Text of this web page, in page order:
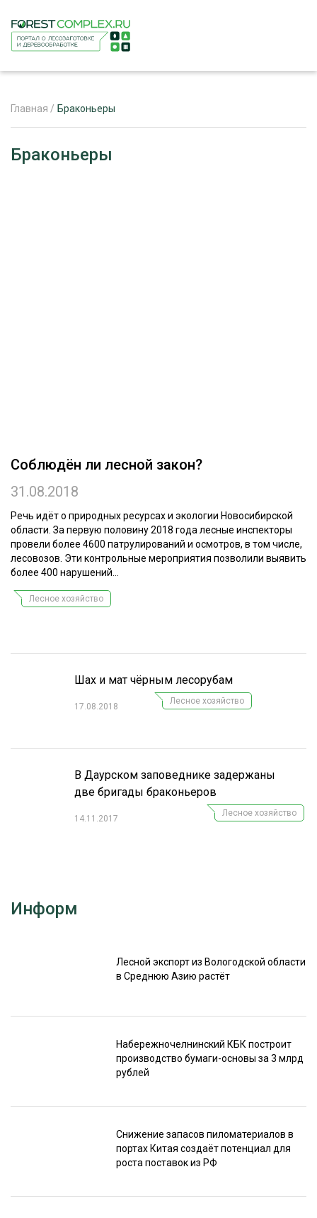
ЖУРНАЛ «ЛЕСНОЙ КОМПЛЕКС»
ПРОИЗВОДСТВО ДРЕВЕСНЫХ ПЛИТ
ЦБП
КОМПЛЕКСНАЯ ПЕРЕРАБОТКА
ЛЕСОПИЛЕНИЕ
ДЕРЕВЯННОЕ ДОМОСТРОЕНИЕ
БЕЗОПАСНОЕ ПРОИЗВОДСТВО
СУШКА ДРЕВЕСИНЫ
МЕБЕЛЬНОЕ ПРОИЗВОДСТВО
Главная / Браконьеры
Браконьеры
Соблюдён ли лесной закон?
31.08.2018
Речь идёт о природных ресурсах и экологии Новосибирской
области. За первую половину 2018 года лесные инспекторы
провели более 4600 патрулирований и осмотров, в том числе,
лесовозов. Эти контрольные мероприятия позволили выявить
более 400 нарушений...
Лесное хозяйство
Шах и мат чёрным лесорубам
17.08.2018
Лесное хозяйство
В Даурском заповеднике задержаны
две бригады браконьеров
14.11.2017
Лесное хозяйство
Информ
Лесной экспорт из Вологодской области
в Среднюю Азию растёт
Набережночелнинский КБК построит
производство бумаги-основы за 3 млрд
рублей
Снижение запасов пиломатериалов в
портах Китая создаёт потенциал для
роста поставок из РФ